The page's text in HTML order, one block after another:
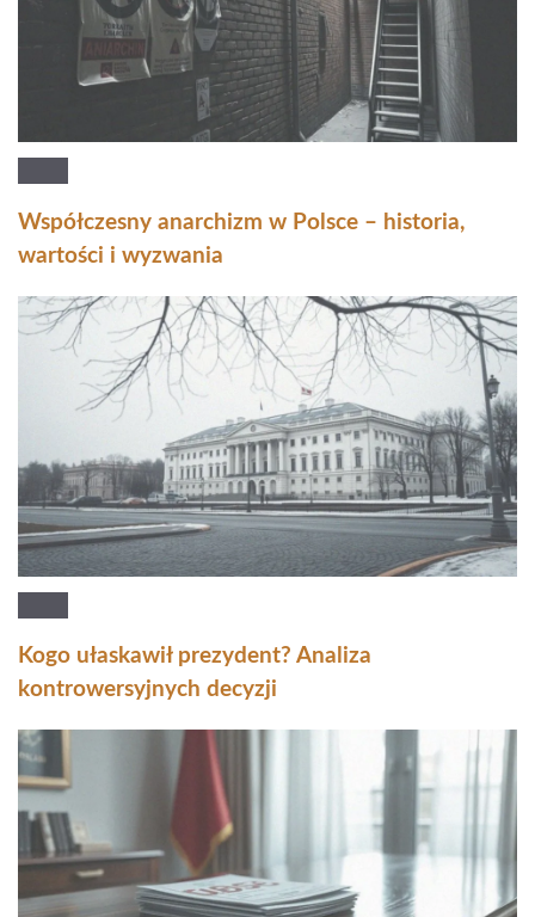
Współczesny anarchizm w Polsce – historia,
wartości i wyzwania
Kogo ułaskawił prezydent? Analiza
kontrowersyjnych decyzji